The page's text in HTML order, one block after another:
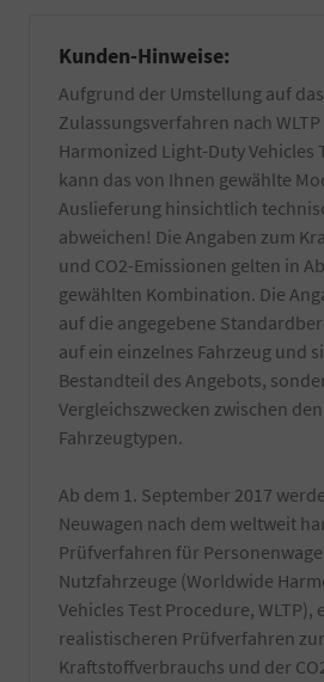
Kunden-Hinweise:
Aufgrund der Umstellung auf
Zulassungsverfahren nach
Harmonized Light-Duty Vehicles
kann das von Ihnen gewählte
Auslieferung hinsichtlich
abweichen! Die Angaben zum
und CO2-Emissionen gelten in
gewählten Kombination. Die
auf die angegebene
auf ein einzelnes Fahrzeug und
Bestandteil des Angebots,
Vergleichszwecken zwischen
Fahrzeugtypen.
Ab dem 1. September 2017
Neuwagen nach dem weltweit
Prüfverfahren für
Nutzfahrzeuge (Worldwide
Vehicles Test Procedure, WLTP),
realistischeren Prüfverfahren
Kraftstoffverbrauchs und der